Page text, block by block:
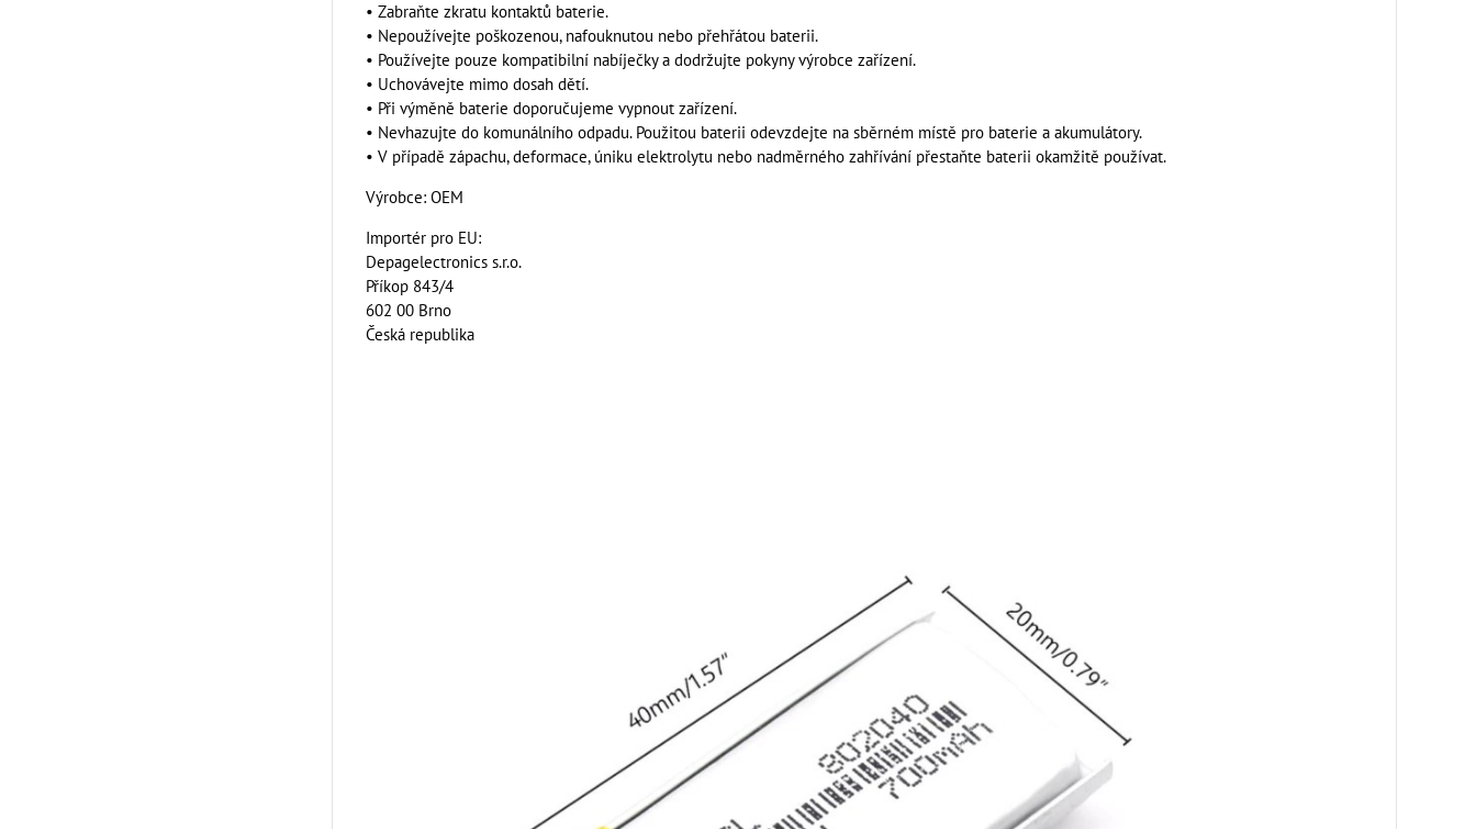
• Zabraňte zkratu kontaktů baterie.
• Nepoužívejte poškozenou, nafouknutou nebo přehřátou baterii.
• Používejte pouze kompatibilní nabíječky a dodržujte pokyny výrobce zařízení.
• Uchovávejte mimo dosah dětí.
• Při výměně baterie doporučujeme vypnout zařízení.
• Nevhazujte do komunálního odpadu. Použitou baterii odevzdejte na sběrném místě pro baterie a akumulátory.
• V případě zápachu, deformace, úniku elektrolytu nebo nadměrného zahřívání přestaňte baterii okamžitě používat.
Výrobce: OEM
Importér pro EU:
Depagelectronics s.r.o.
Příkop 843/4
602 00 Brno
Česká republika